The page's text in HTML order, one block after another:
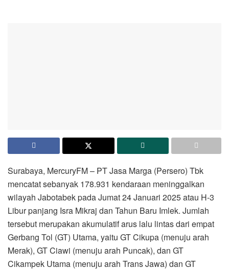
Surabaya, MercuryFM – PT Jasa Marga (Persero) Tbk
mencatat sebanyak 178.931 kendaraan meninggalkan
wilayah Jabotabek pada Jumat 24 Januari 2025 atau H-3
Libur panjang Isra Mikraj dan Tahun Baru Imlek. Jumlah
tersebut merupakan akumulatif arus lalu lintas dari empat
Gerbang Tol (GT) Utama, yaitu GT Cikupa (menuju arah
Merak), GT Ciawi (menuju arah Puncak), dan GT
Cikampek Utama (menuju arah Trans Jawa) dan GT